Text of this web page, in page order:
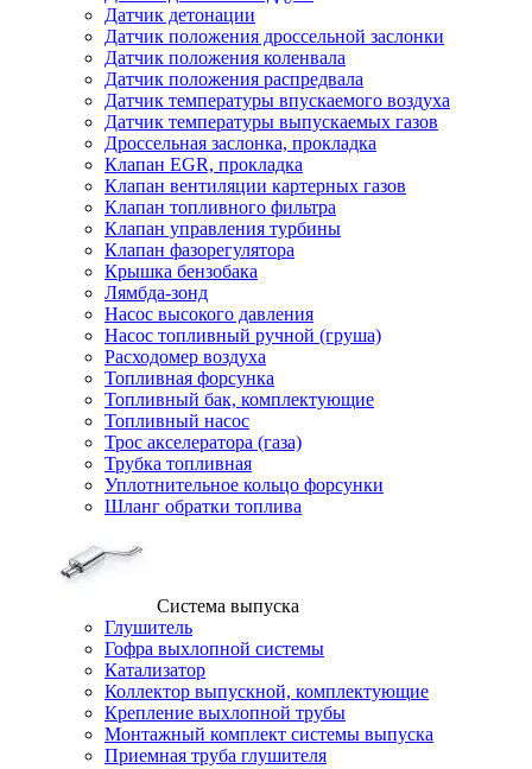
Датчик детонации
Датчик положения дроссельной заслонки
Датчик положения коленвала
Датчик положения распредвала
Датчик температуры впускаемого воздуха
Датчик температуры выпускаемых газов
Дроссельная заслонка, прокладка
Клапан EGR, прокладка
Клапан вентиляции картерных газов
Клапан топливного фильтра
Клапан управления турбины
Клапан фазорегулятора
Крышка бензобака
Лямбда-зонд
Насос высокого давления
Насос топливный ручной (груша)
Расходомер воздуха
Топливная форсунка
Топливный бак, комплектующие
Топливный насос
Трос акселератора (газа)
Трубка топливная
Уплотнительное кольцо форсунки
Шланг обратки топлива
Система выпуска
Глушитель
Гофра выхлопной системы
Катализатор
Коллектор выпускной, комплектующие
Крепление выхлопной трубы
Монтажный комплект системы выпуска
Приемная труба глушителя